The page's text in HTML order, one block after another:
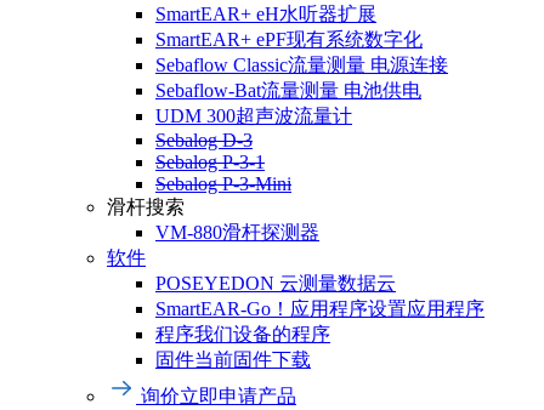
SmartEAR+ eH水听器扩展
SmartEAR+ ePF现有系统数字化
Sebaflow Classic流量测量 电源连接
Sebaflow-Bat流量测量 电池供电
UDM 300超声波流量计
Sebalog D-3
Sebalog P-3-1
Sebalog P-3-Mini
滑杆搜索
VM-880滑杆探测器
软件
POSEYEDON 云测量数据云
SmartEAR-Go！应用程序设置应用程序
程序我们设备的程序
固件当前固件下载
询价立即申请产品